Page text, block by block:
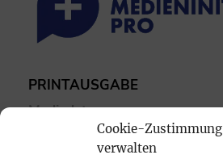
Cookie-Zustimmung
verwalten
PRINTAUSGABE
Mediadaten